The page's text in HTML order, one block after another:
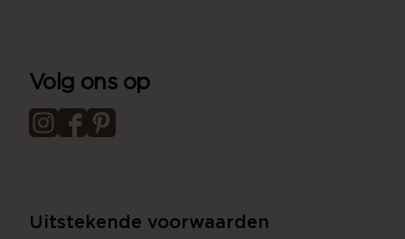
Volg ons op
Uitstekende voorwaarden